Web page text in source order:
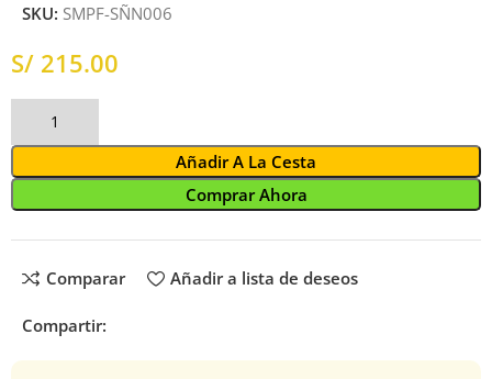
SKU: SMPF-SÑN006
S/
Añadir A La Cesta
Comprar Ahora
Comparar Añadir a lista de deseos
Compartir: